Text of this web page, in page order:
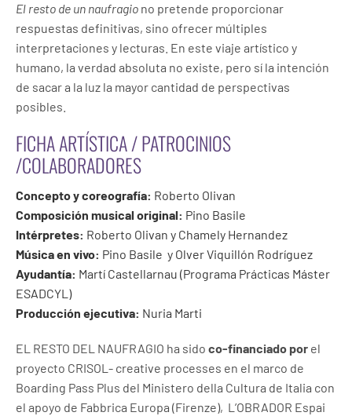
El resto de un naufragio no pretende proporcionar
respuestas definitivas, sino ofrecer múltiples
interpretaciones y lecturas. En este viaje artístico y
humano, la verdad absoluta no existe, pero sí la intención
de sacar a la luz la mayor cantidad de perspectivas
posibles.
FICHA ARTÍSTICA / PATROCINIOS
/COLABORADORES
Concepto y coreografía: Roberto Olivan
Composición musical original: Pino Basile
Intérpretes: Roberto Olivan y Chamely Hernandez
Música en vivo: Pino Basile y Olver Viquillón Rodríguez
Ayudantía: Martí Castellarnau (Programa Prácticas Máster
ESADCYL)
Producción ejecutiva: Nuria Marti
EL RESTO DEL NAUFRAGIO ha sido co-financiado por el
proyecto CRISOL- creative processes en el marco de
Boarding Pass Plus del Ministero della Cultura de Italia con
el apoyo de Fabbrica Europa (Firenze), L’OBRADOR Espai